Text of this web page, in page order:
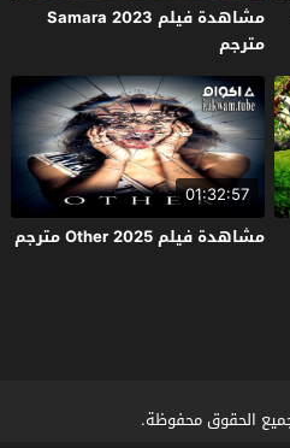
مشاهدة فيلم Samara 2023
مترجم
01:32:57
مشاهدة فيلم Other 2025 مترجم